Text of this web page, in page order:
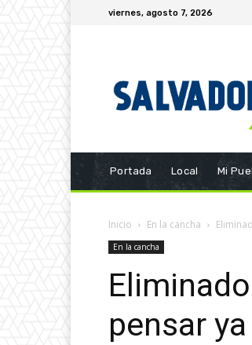
viernes, agosto 7, 2026
Portada Local Mi
Inicio En la cancha
En la cancha
pensar